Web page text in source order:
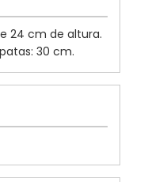
24 cm de altura.
30 cm.